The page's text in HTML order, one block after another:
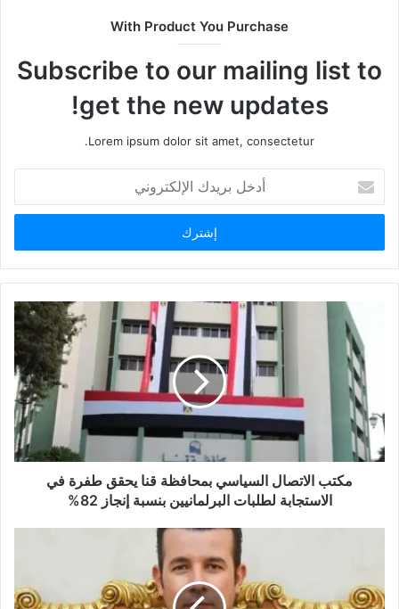
With Product You Purchase
Subscribe to our mailing list to
get the new updates!
Lorem ipsum dolor sit amet, consectetur.
بريدك
الإلكتروني
مكتب الاتصال السياسي بمحافظة قنا يحقق طفرة في
الاستجابة لطلبات البرلمانيين بنسبة إنجاز 82%